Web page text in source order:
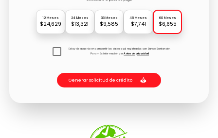
12 Meses
$24,629
24 Meses
$13,321
36 Meses
$9,585
48 Meses
$7,741
60 Meses
$6,655
Estoy de acuerdo en compartir los datos aquí registrados con Banco Santander.
Para más información verAviso de privacidad
Generar solicitud de crédito